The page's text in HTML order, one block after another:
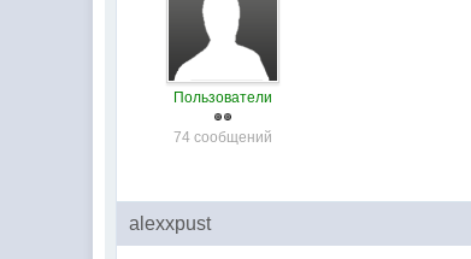
Пользователи
74 сообщений
alexxpust